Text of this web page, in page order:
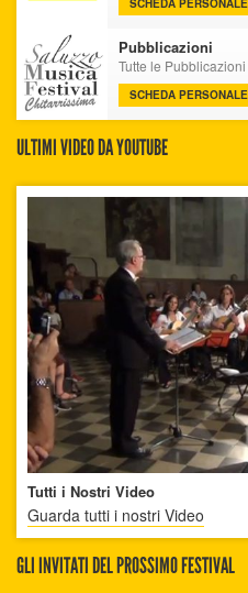
Pubblicazioni
Tutte le Pubblicazioni
SCHEDA PERSONALE
ULTIMI VIDEO DA YOUTUBE
Tutti i Nostri Video
Guarda tutti i nostri Video
GLI INVITATI DEL PROSSIMO FESTIVAL